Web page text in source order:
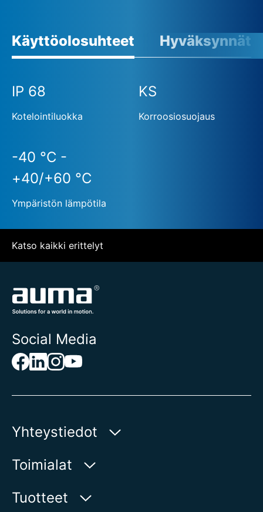
Käyttöolosuhteet Hyväksynnät
IP 68
Kotelointiluokka
KS
Korroosiosuojaus
-40 °C -
+40/+60 °C
Ympäristön lämpötila
Katso kaikki erittelyt
Social Media
Yhteystiedot
AUMA Riester
Aumastr 1
Toimialat
Vesi
Tuotteet